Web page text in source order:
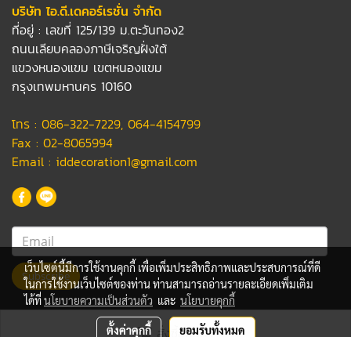
สั่งซื้อสินค้า
บริษัท ไอ.ดี.เดคอร์เรชั่น จำกัด
ที่อยู่ : เลขที่ 125/139 ม.ตะวันทอง2
ถนนเลียบคลองภาษีเจริญฝั่งใต้
แขวงหนองแขม เขตหนองแขม
กรุงเทพมหานคร 10160
โทร : 086-322-7229, 064-4154799
Fax : 02-8065994
Email : iddecoration1@gmail.com
Subscribe
© Copyright 2023 iddecoration.com All Rights Reserved.
เว็บไซต์นี้มีการใช้งานคุกกี้ เพื่อเพิ่มประสิทธิภาพและประสบการณ์ที่ดี
ในการใช้งานเว็บไซต์ของท่าน ท่านสามารถอ่านรายละเอียดเพิ่มเติม
ได้ที่นโยบายความเป็นส่วนตัว และ นโยบายคุกกี้
ตั้งค่าคุกกี้ ยอมรับทั้งหมด